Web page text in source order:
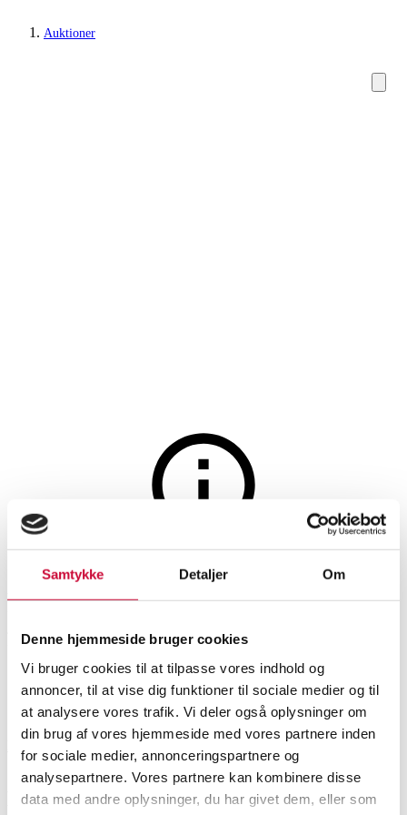
Samtykke Detaljer Om
Denne hjemmeside bruger cookies
Vi bruger cookies til at tilpasse vores indhold og
annoncer, til at vise dig funktioner til sociale medier og til
at analysere vores trafik. Vi deler også oplysninger om
din brug af vores hjemmeside med vores partnere inden
for sociale medier, annonceringspartnere og
analysepartnere. Vores partnere kan kombinere disse
data med andre oplysninger, du har givet dem, eller som
Auktioner
Spisestel, kaffestel
Rørstrand 'Ostindia' service i
fajance. (65)
SHOWROOMVURDERING
1.900
VARENUMMER
Beskrivelse